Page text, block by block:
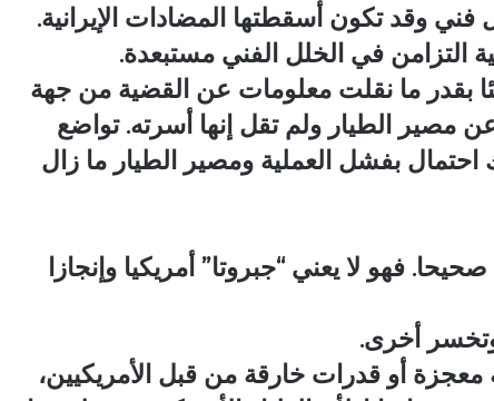
وقد تكون أسقطتها المضادات الإيرانية.
التزامن في الخلل الفني مستبعدة.
بقدر ما نقلت معلومات عن القضية من جهة
الطيار ولم تقل إنها أسرته. تواضع
احتمال بفشل العملية ومصير الطيار ما زال
فهو لا يعني “جبروتا” أمريكيا وإنجازا
أخرى.
معجزة أو قدرات خارقة من قبل الأمريكيين،